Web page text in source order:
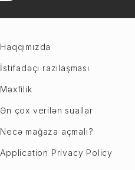
Haqqımızda
İstifadəçi razılaşması
Məxfilik
Ən çox verilən suallar
Necə mağaza açmalı?
Application Privacy Policy